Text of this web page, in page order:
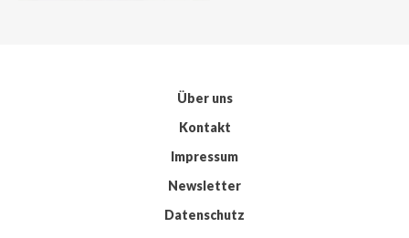
Über uns
Kontakt
Impressum
Newsletter
Datenschutz